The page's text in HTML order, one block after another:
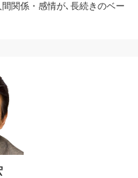
関係・感情が､長続きのベー